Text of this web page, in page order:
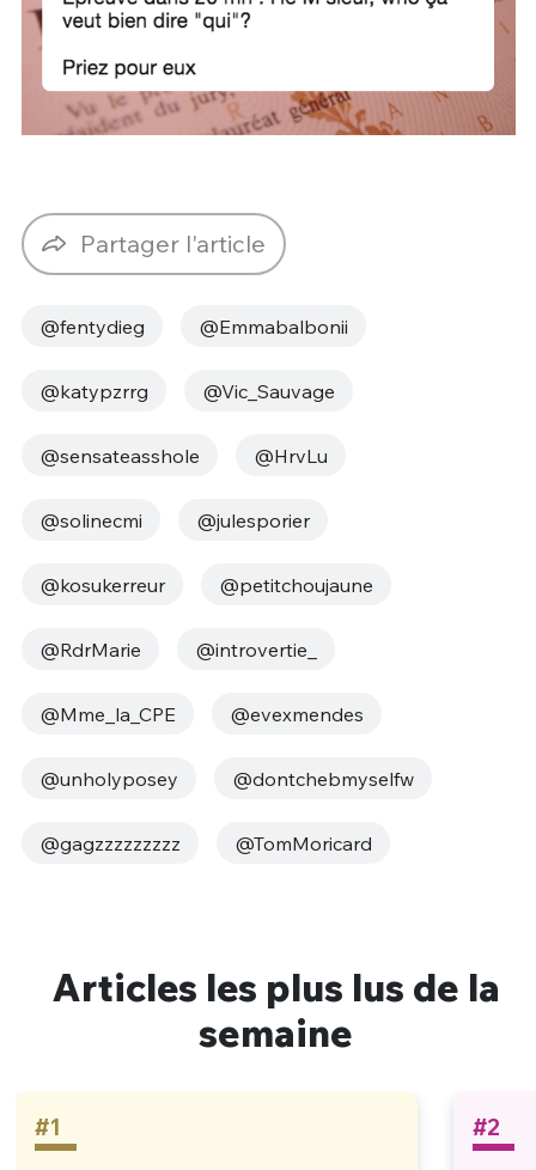
Partager l'article
@fentydieg @Emmabalbonii
@katypzrrg @Vic_Sauvage
@sensateasshole @HrvLu
@solinecmi @julesporier
@kosukerreur @petitchoujaune
@RdrMarie @introvertie_
@Mme_la_CPE @evexmendes
@unholyposey @dontchebmyselfw
@gagzzzzzzzzz @TomMoricard
Articles les plus lus de la
semaine
#1 #2